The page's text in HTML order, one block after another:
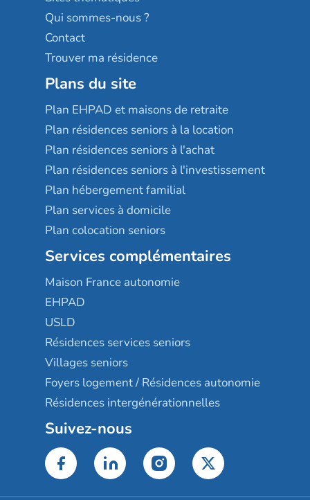
Qui sommes-nous ?
Contact
Trouver ma résidence
Plans du site
Plan EHPAD et maisons de retraite
Plan résidences seniors à la location
Plan résidences seniors à l'achat
Plan résidences seniors à l'investissement
Plan hébergement familial
Plan services à domicile
Plan colocation seniors
Services complémentaires
Maison France autonomie
EHPAD
USLD
Résidences services seniors
Villages seniors
Foyers logement / Résidences autonomie
Résidences intergénérationnelles
Suivez-nous